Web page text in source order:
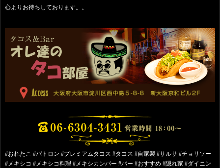
心よりお待ちしております。。
#おれたこ #パトロン #プレミアムタコス #タコス #自家製 #サルサ #チョリソー
#メキシコ #メキシコ料理 #メキシカンバー #バー #おすすめ #隠れ家 #ダイニン